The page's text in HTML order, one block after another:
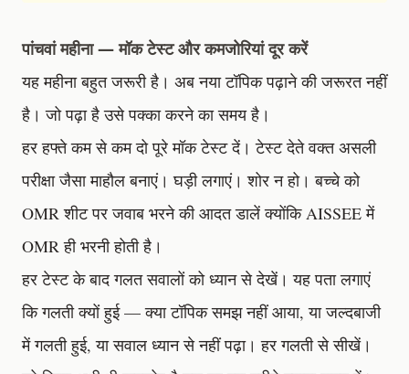
पांचवां महीना — मॉक टेस्ट और कमजोरियां दूर करें
यह महीना बहुत जरूरी है। अब नया टॉपिक पढ़ाने की जरूरत नहीं
है। जो पढ़ा है उसे पक्का करने का समय है।
हर हफ्ते कम से कम दो पूरे मॉक टेस्ट दें। टेस्ट देते वक्त असली
परीक्षा जैसा माहौल बनाएं। घड़ी लगाएं। शोर न हो। बच्चे को
OMR शीट पर जवाब भरने की आदत डालें क्योंकि AISSEE में
OMR ही भरनी होती है।
हर टेस्ट के बाद गलत सवालों को ध्यान से देखें। यह पता लगाएं
कि गलती क्यों हुई — क्या टॉपिक समझ नहीं आया, या जल्दबाजी
में गलती हुई, या सवाल ध्यान से नहीं पढ़ा। हर गलती से सीखें।